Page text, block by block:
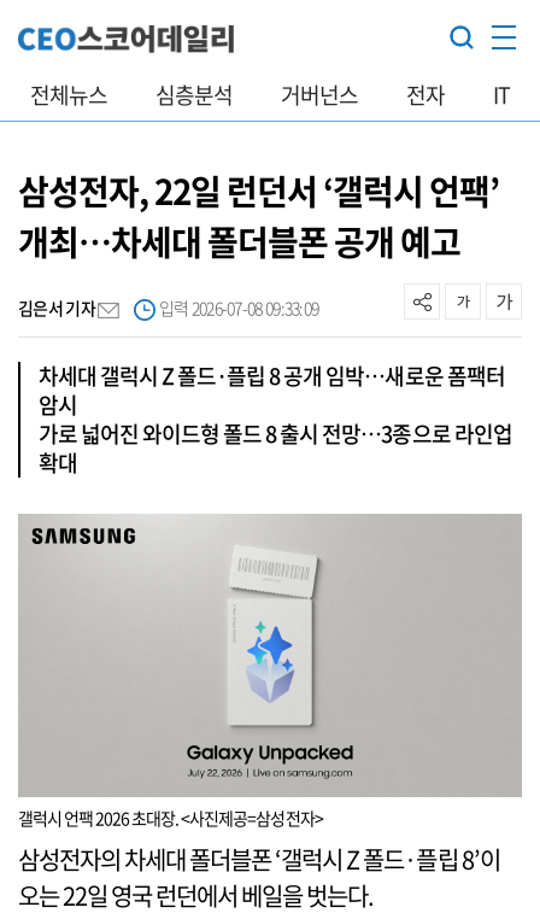
전체뉴스 심층분석 거버넌스 전자 IT
삼성전자, 22일 런던서 ‘갤럭시 언팩’
개최…차세대 폴더블폰 공개 예고
김은서 기자 입력 2026-07-08 09:33:09
차세대 갤럭시 Z 폴드·플립 8 공개 임박…새로운 폼팩터
암시
가로 넓어진 와이드형 폴드 8 출시 전망…3종으로 라인업
확대
갤럭시 언팩 2026 초대장. <사진제공=삼성전자>
삼성전자의 차세대 폴더블폰 ‘갤럭시 Z 폴드·플립 8’이
오는 22일 영국 런던에서 베일을 벗는다.